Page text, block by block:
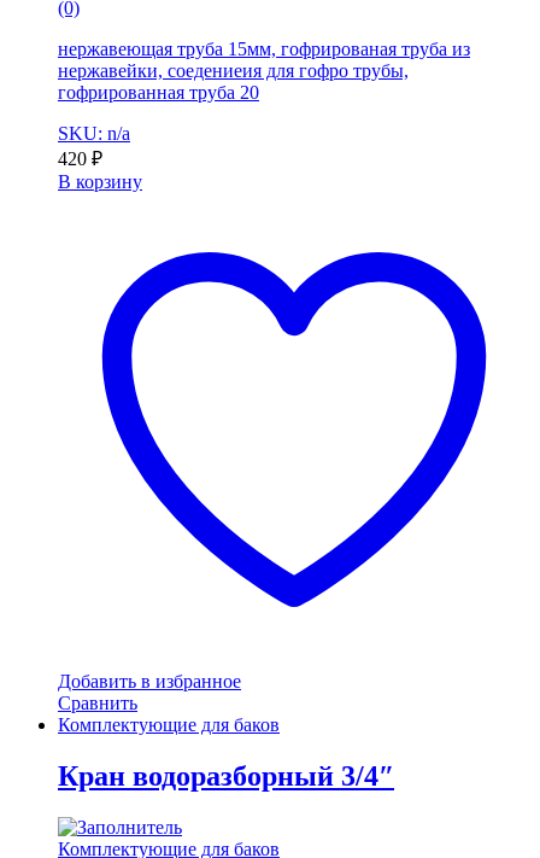
(0)
нержавеющая труба 15мм, гофрированая труба из
нержавейки, соедениеия для гофро трубы,
гофрированная труба 20
SKU: n/a
420 ₽
В корзину
Добавить в избранное
Сравнить
Комплектующие для баков
Кран водоразборный 3/4″
Комплектующие для баков